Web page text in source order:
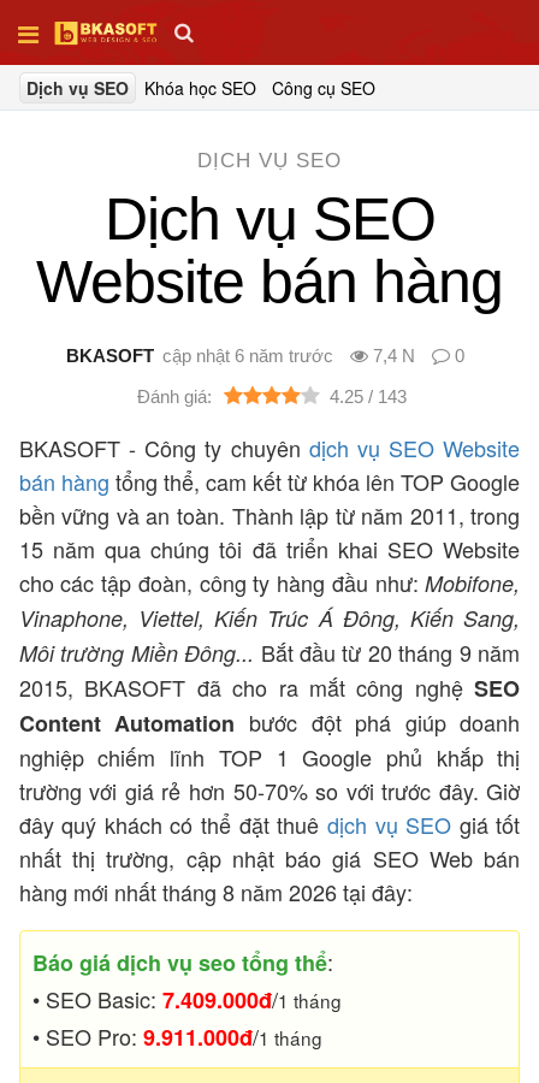
web
miền
Hosting
Server
Thêm
Dịch vụ SEO Khóa học SEO Công cụ SEO
DỊCH VỤ SEO
Dịch vụ SEO
Website bán hàng
BKASOFT 6 năm trước 7,4 N
0
4.25 / 143
BKASOFT - Công ty chuyên dịch vụ SEO Website
bán hàng tổng thể, cam kết từ khóa lên TOP Google
bền vững và an toàn. Thành lập từ năm 2011, trong
15 năm qua chúng tôi đã triển khai SEO Website
cho các tập đoàn, công ty hàng đầu như:Mobifone,
Vinaphone, Viettel, Kiến Trúc Á Đông, Kiến Sang,
Môi trường Miền Đông... Bắt đầu từ 20 tháng 9 năm
2015, BKASOFT đã cho ra mắt công nghệSEO
Content Automation bước đột phá giúp doanh
nghiệp chiếm lĩnh TOP 1 Google phủ khắp thị
trường với giá rẻ hơn 50-70% so với trước đây. Giờ
đây quý khách có thể đặt thuê dịch vụ SEO giá tốt
nhất thị trường, cập nhật báo giá SEO Web bán
hàng mới nhất tháng 8 năm 2026 tại đây:
Báo giá dịch vụ seo tổng thể:
• SEO Basic: 7.409.000đ/1 tháng
• SEO Pro: 9.911.000đ/1 tháng